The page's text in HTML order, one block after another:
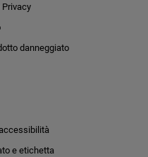
danneggiato
e etichetta